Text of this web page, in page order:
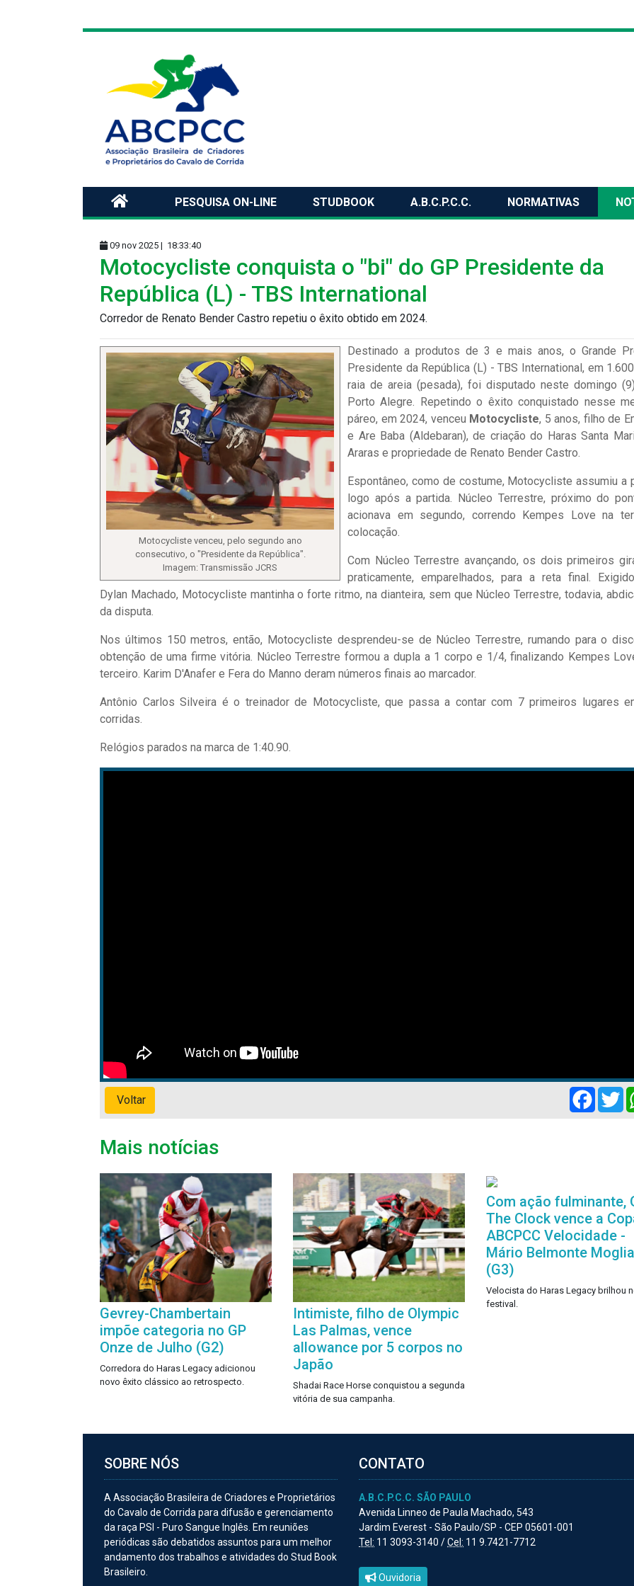
PESQUISA ON-LINE STUDBOOK A.B.C.P.C.C. NORMATIVAS
09 nov 2025 | 18:33:40
Motocycliste conquista o "bi" do GP Presidente da
República (L) - TBS International
Corredor de Renato Bender Castro repetiu o êxito obtido em 2024.
Motocycliste venceu, pelo segundo ano
consecutivo, o "Presidente da República".
Imagem: Transmissão JCRS
Destinado a produtos de 3 e mais anos, o Grande
Presidente da República (L) - TBS International, em
raia de areia (pesada), foi disputado neste domingo
Porto Alegre. Repetindo o êxito conquistado nesse
páreo, em 2024, venceu Motocycliste, 5 anos, filho de
e Are Baba (Aldebaran), de criação do Haras Santa
Araras e propriedade de Renato Bender Castro.
Espontâneo, como de costume, Motocycliste assumiu a
logo após a partida. Núcleo Terrestre, próximo do
acionava em segundo, correndo Kempes Love na
colocação.
Com Núcleo Terrestre avançando, os dois primeiros
praticamente, emparelhados, para a reta final.
Dylan Machado, Motocycliste mantinha o forte ritmo, na dianteira, sem que Núcleo Terrestre, todavia,
da disputa.
Nos últimos 150 metros, então, Motocycliste desprendeu-se de Núcleo Terrestre, rumando para o
obtenção de uma firme vitória. Núcleo Terrestre formou a dupla a 1 corpo e 1/4, finalizando Kempes
terceiro. Karim D'Anafer e Fera do Manno deram números finais ao marcador.
Antônio Carlos Silveira é o treinador de Motocycliste, que passa a contar com 7 primeiros lugares
corridas.
Relógios parados na marca de 1:40.90.
Voltar
Mais notícias
Gevrey-Chambertain
impõe categoria no GP
Onze de Julho (G2)
Corredora do Haras Legacy adicionou
novo êxito clássico ao retrospecto.
Intimiste, filho de Olympic
Las Palmas, vence
allowance por 5 corpos no
Japão
Shadai Race Horse conquistou a segunda
vitória de sua campanha.
Com ação fulminante,
The Clock vence a
ABCPCC Velocidade -
Mário Belmonte Moglia
(G3)
Velocista do Haras Legacy brilhou
festival.
SOBRE NÓS
A Associação Brasileira de Criadores e Proprietários
do Cavalo de Corrida para difusão e gerenciamento
da raça PSI - Puro Sangue Inglês. Em reuniões
periódicas são debatidos assuntos para um melhor
andamento dos trabalhos e atividades do Stud Book
Brasileiro.
CONTATO
A.B.C.P.C.C. SÃO PAULO
Avenida Linneo de Paula Machado, 543
Jardim Everest - São Paulo/SP - CEP 05601-001
Tel: 11 3093-3140 /Cel: 11 9.7421-7712
Ouvidoria